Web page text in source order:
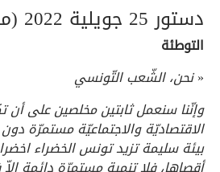
دستور 25 جويلية 2022 (مقتطفات) (3)
التوطئة
«نحن، الشّعب التّونسي
وإنّنا سنعمل ثابتين مخلصين على أن
الاقتصاديّة والاجتماعيّة مستمرّة
بيئة سليمة تزيد تونس الخضراء